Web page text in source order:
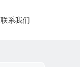
联系我们